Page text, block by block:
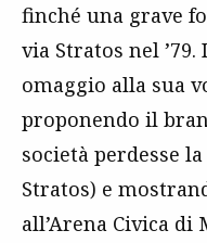
finché una grave
via Stratos nel
omaggio alla sua
proponendo il
società perdesse
Stratos) e
all’Arena Civica di